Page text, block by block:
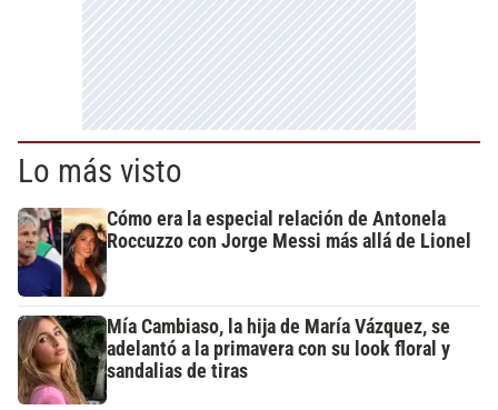
Lo más visto
Cómo era la especial relación de Antonela
Roccuzzo con Jorge Messi más allá de Lionel
Mía Cambiaso, la hija de María Vázquez, se
adelantó a la primavera con su look floral y
sandalias de tiras